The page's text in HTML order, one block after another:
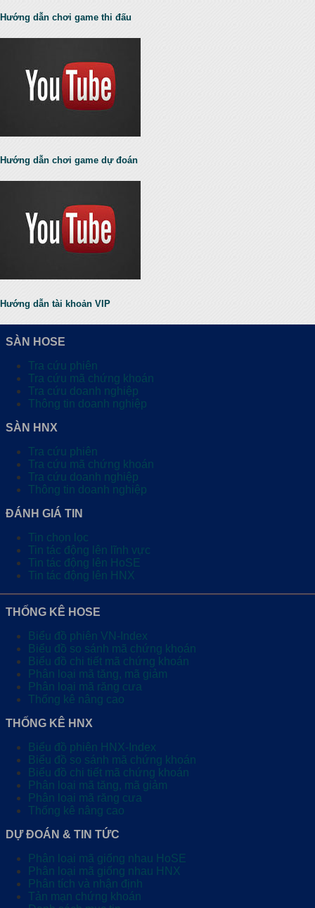
Hướng dẫn chơi game thi đấu
Hướng dẫn chơi game dự đoán
Hướng dẫn tài khoản VIP
SÀN HOSE
Tra cứu phiên
Tra cứu mã chứng khoán
Tra cứu doanh nghiệp
Thông tin doanh nghiệp
SÀN HNX
Tra cứu phiên
Tra cứu mã chứng khoán
Tra cứu doanh nghiệp
Thông tin doanh nghiệp
ĐÁNH GIÁ TIN
Tin chọn lọc
Tin tác động lên lĩnh vực
Tin tác động lên HoSE
Tin tác động lên HNX
THỐNG KÊ HOSE
Biểu đồ phiên VN-Index
Biểu đồ so sánh mã chứng khoán
Biểu đồ chi tiết mã chứng khoán
Phân loại mã tăng, mã giảm
Phân loại mã răng cưa
Thống kê nâng cao
THỐNG KÊ HNX
Biểu đồ phiên HNX-Index
Biểu đồ so sánh mã chứng khoán
Biểu đồ chi tiết mã chứng khoán
Phân loại mã tăng, mã giảm
Phân loại mã răng cưa
Thống kê nâng cao
DỰ ĐOÁN & TIN TỨC
Phân loại mã giống nhau HoSE
Phân loại mã giống nhau HNX
Phân tích và nhận định
Tản mạn chứng khoán